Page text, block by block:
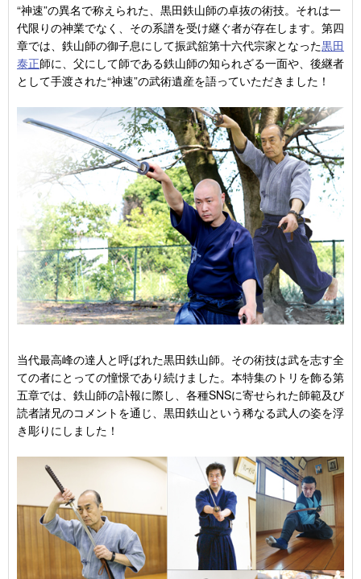
“神速”の異名で称えられた、黒田鉄山師の卓抜の術技。それは一
代限りの神業でなく、その系譜を受け継ぐ者が存在します。第四
章では、鉄山師の御子息にして振武舘第十六代宗家となった黒田
泰正師に、父にして師である鉄山師の知られざる一面や、後継者
として手渡された“神速”の武術遺産を語っていただきました！
当代最高峰の達人と呼ばれた黒田鉄山師。その術技は武を志す全
ての者にとっての憧憬であり続けました。本特集のトリを飾る第
五章では、鉄山師の訃報に際し、各種SNSに寄せられた師範及び
読者諸兄のコメントを通じ、黒田鉄山という稀なる武人の姿を浮
き彫りにしました！